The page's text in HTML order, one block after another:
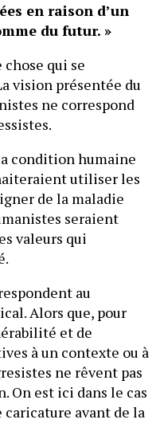
en raison d’un
du futur. »
qui se
vision présentée du
ne correspond
condition humaine
utiliser les
de la maladie
seraient
valeurs qui
au
Alors que, pour
et de
à un contexte ou à
ne rêvent pas
On est ici dans le cas
avant de la